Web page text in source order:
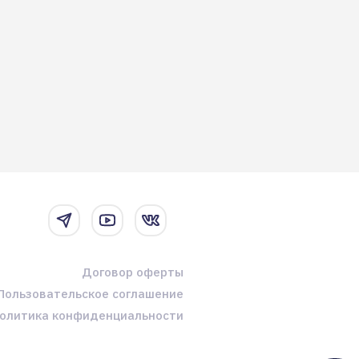
Договор оферты
соглашение
конфиденциальности